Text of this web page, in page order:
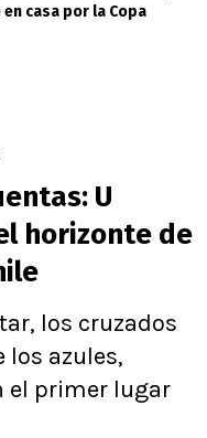
casa por la Copa
U
horizonte de
los cruzados
los azules,
el primer lugar